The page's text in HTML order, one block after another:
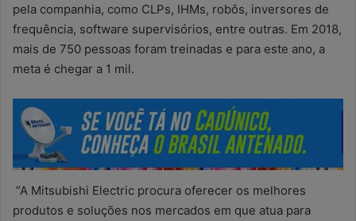
pela companhia, como CLPs, IHMs, robôs, inversores de
frequência, software supervisórios, entre outras. Em 2018,
mais de 750 pessoas foram treinadas e para este ano, a
meta é chegar a 1 mil.
“A Mitsubishi Electric procura oferecer os melhores
produtos e soluções nos mercados em que atua para